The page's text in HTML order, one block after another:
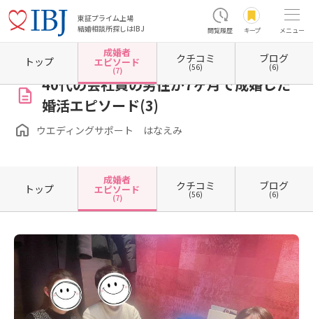
東証プライム上場
結婚相談所探しはIBJ
閲覧履歴 キープ メニュー
ホーム 東京都の結婚相談所 東京都墨田区 ウエディングサポート はなえみ 成婚者エ
40代の会社員の男性が7ヶ月で成婚した
婚活エピソード(3)
ウエディングサポート はなえみ
トップ
成婚者
エピソード
(7)
クチコミ
(56)
ブログ
(6)
トップ
成婚者
エピソード
(7)
クチコミ
(56)
ブログ
(6)